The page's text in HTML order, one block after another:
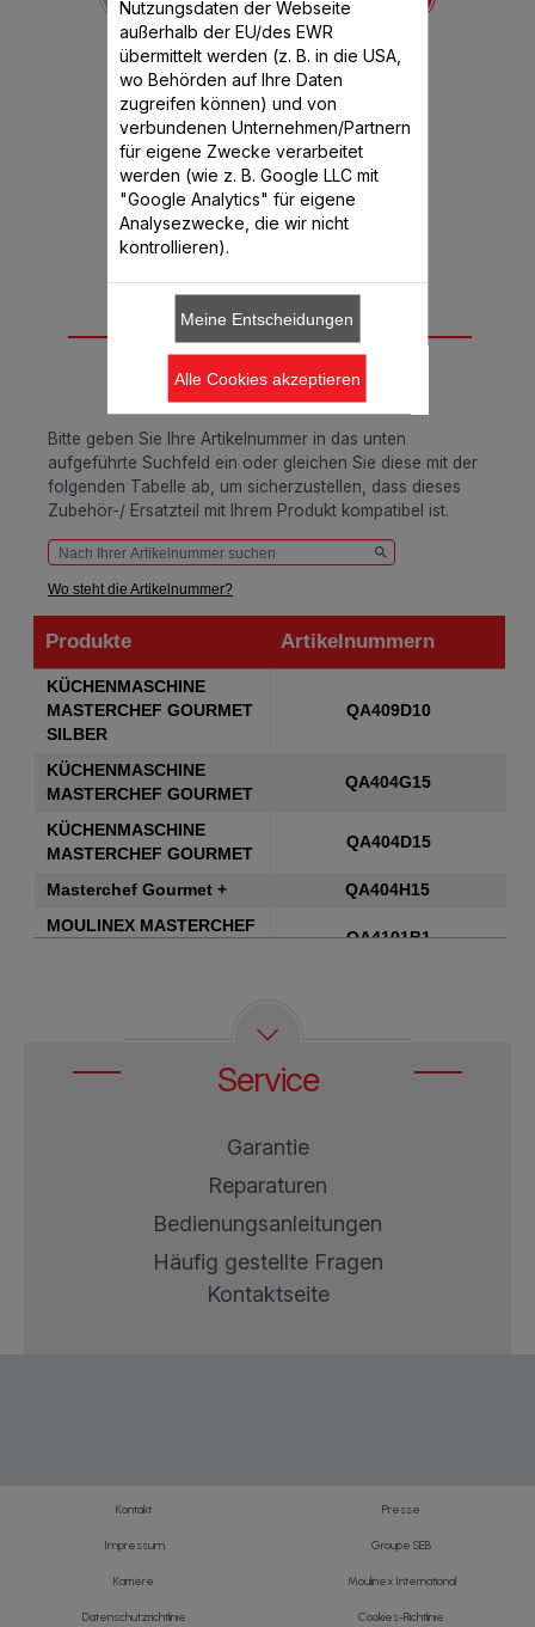
Ermöglicht ein schnelles
Verschließen.
Verfügbare Menge.
€ 6,99
In den Warenkorb legen
Passend für 6
Produkt(e)
Bitte geben Sie Ihre Artikelnummer in das unten
aufgeführte Suchfeld ein oder gleichen Sie diese mit der
folgenden Tabelle ab, um sicherzustellen, dass dieses
Zubehör-/ Ersatzteil mit Ihrem Produkt kompatibel ist.
Wo steht die Artikelnummer?
Produkte
Artikelnummern
Produkte
KÜCHENMASCHINE
MASTERCHEF GOURMET
SILBER
QA409D10
KÜCHENMASCHINE
MASTERCHEF GOURMET
QA404G15
KÜCHENMASCHINE
MASTERCHEF GOURMET
QA404D15
Masterchef Gourmet +
QA404H15
MOULINEX MASTERCHEF
QA4101B1
Service
Garantie
Reparaturen
Bedienungsanleitungen
Häufig gestellte Fragen
Kontaktseite
Kontakt Presse
Impressum Groupe SEB
Karriere Moulinex International
Datenschutzrichtlinie Cookies-Richtlinie
Nutzungsdaten der Webseite
außerhalb der EU/des EWR
übermittelt werden (z. B. in die USA,
wo Behörden auf Ihre Daten
zugreifen können) und von
verbundenen Unternehmen/Partnern
für eigene Zwecke verarbeitet
werden (wie z. B. Google LLC mit
"Google Analytics" für eigene
Analysezwecke, die wir nicht
kontrollieren).
Meine Entscheidungen
Alle Cookies akzeptieren